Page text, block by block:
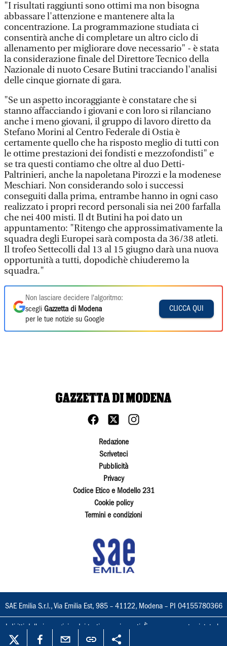
"I risultati raggiunti sono ottimi ma non bisogna
abbassare l'attenzione e mantenere alta la
concentrazione. La programmazione studiata ci
consentirà anche di completare un altro ciclo di
allenamento per migliorare dove necessario" - è stata
la considerazione finale del Direttore Tecnico della
Nazionale di nuoto Cesare Butini tracciando l'analisi
delle cinque giornate di gara.
"Se un aspetto incoraggiante è constatare che si
stanno affacciando i giovani e con loro si rilanciano
anche i meno giovani, il gruppo di lavoro diretto da
Stefano Morini al Centro Federale di Ostia è
certamente quello che ha risposto meglio di tutti con
le ottime prestazioni dei fondisti e mezzofondisti" e
se tra questi contiamo che oltre al duo Detti-
Paltrinieri, anche la napoletana Pirozzi e la modenese
Meschiari. Non considerando solo i successi
conseguiti dalla prima, entrambe hanno in ogni caso
realizzato i propri record personali sia nei 200 farfalla
che nei 400 misti. Il dt Butini ha poi dato un
appuntamento: "Ritengo che approssimativamente la
squadra degli Europei sarà composta da 36/38 atleti.
Il trofeo Settecolli dal 13 al 15 giugno darà una nuova
opportunità a tutti, dopodichè chiuderemo la
squadra."
Non lasciare decidere l'algoritmo:
scegli Gazzetta di Modena
per le tue notizie su Google
CLICCA QUI
Redazione
Scriveteci
Pubblicità
Privacy
Codice Etico e Modello 231
Cookie policy
Termini e condizioni
SAE Emilia S.r.l., Via Emilia Est, 985 – 41122, Modena – PI 04155780366
I diritti delle immagini e dei testi sono riservati. È espressamente vietata la
loro riproduzione con qualsiasi mezzo e l'adattamento totale o parziale.